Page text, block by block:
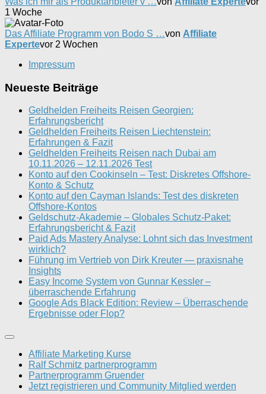
1 Woche
Das Affiliate Programm von Bodo S …von Affiliate
Expertevor 2 Wochen
Impressum
Neueste Beiträge
Geldhelden Freiheits Reisen Georgien:
Erfahrungsbericht
Geldhelden Freiheits Reisen Liechtenstein:
Erfahrungen & Fazit
Geldhelden Freiheits Reisen nach Dubai am
10.11.2026 – 12.11.2026 Test
Konto auf den Cookinseln – Test: Diskretes Offshore-
Konto & Schutz
Konto auf den Cayman Islands: Test des diskreten
Offshore-Kontos
Geldschutz-Akademie – Globales Schutz-Paket:
Erfahrungsbericht & Fazit
Paid Ads Mastery Analyse: Lohnt sich das Investment
wirklich?
Führung im Vertrieb von Dirk Kreuter — praxisnahe
Insights
Easy Income System von Gunnar Kessler –
überraschende Erfahrung
Google Ads Black Edition: Review – Überraschende
Ergebnisse oder Flop?
Affiliate Marketing Kurse
Ralf Schmitz partnerprogramm
Partnerprogramm Gruender
Jetzt registrieren und Community Mitglied werden